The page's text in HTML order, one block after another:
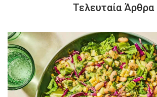
Τελευταία Άρθρα